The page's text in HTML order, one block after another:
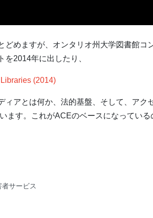
めますが、オンタリオ州大学図書館コ
を2014年に出したり、
(2014)
ィアとは何か、法的基盤、そして、アク
ます。これがACEのベースになっている
者サービス